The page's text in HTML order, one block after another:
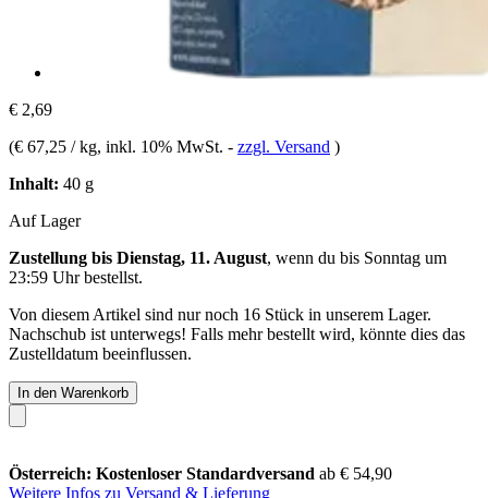
€ 2,69
(€ 67,25 / kg, inkl. 10% MwSt. - zzgl. Versand )
Inhalt: 40 g
Auf Lager
Zustellung bis Dienstag, 11. August, wenn du bis Sonntag um
23:59 Uhrbestellst.
Von diesem Artikel sind nur noch 16 Stück in unserem Lager.
Nachschub ist unterwegs! Falls mehr bestellt wird, könnte dies das
Zustelldatum beeinflussen.
In den Warenkorb
Österreich: Kostenloser Standardversand ab € 54,90
Weitere Infos zu Versand & Lieferung